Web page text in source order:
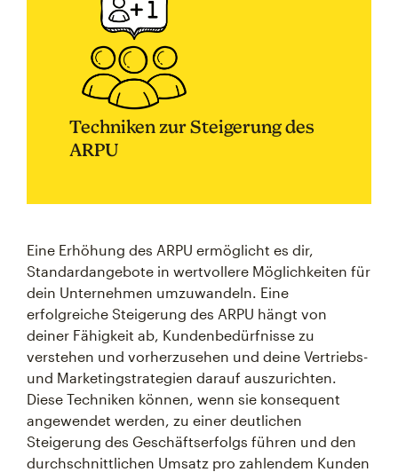
Techniken zur Steigerung des
ARPU
Eine Erhöhung des ARPU ermöglicht es dir,
Standardangebote in wertvollere Möglichkeiten für
dein Unternehmen umzuwandeln. Eine
erfolgreiche Steigerung des ARPU hängt von
deiner Fähigkeit ab, Kundenbedürfnisse zu
verstehen und vorherzusehen und deine Vertriebs-
und Marketingstrategien darauf auszurichten.
Diese Techniken können, wenn sie konsequent
angewendet werden, zu einer deutlichen
Steigerung des Geschäftserfolgs führen und den
durchschnittlichen Umsatz pro zahlendem Kunden